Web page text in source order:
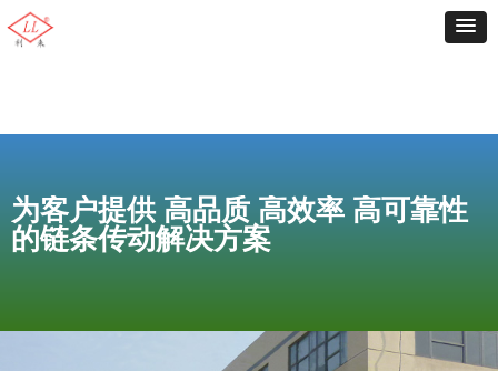
为客户提供 高品质 高效率 高可靠性
的链条传动解决方案